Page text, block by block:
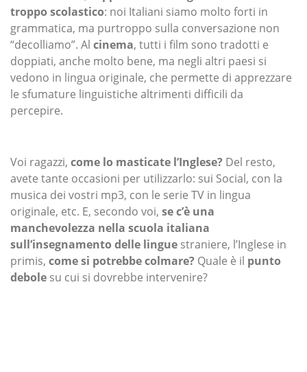
troppo scolastico: noi Italiani siamo molto forti in
grammatica, ma purtroppo sulla conversazione non
“decolliamo”. Al cinema, tutti i film sono tradotti e
doppiati, anche molto bene, ma negli altri paesi si
vedono in lingua originale, che permette di apprezzare
le sfumature linguistiche altrimenti difficili da
percepire.
Voi ragazzi, come lo masticate l’Inglese? Del resto,
avete tante occasioni per utilizzarlo: sui Social, con la
musica dei vostri mp3, con le serie TV in lingua
originale, etc. E, secondo voi, se c’è una
manchevolezza nella scuola italiana
sull’insegnamento delle lingue straniere, l’Inglese in
primis, come si potrebbe colmare? Quale è il punto
debole su cui si dovrebbe intervenire?